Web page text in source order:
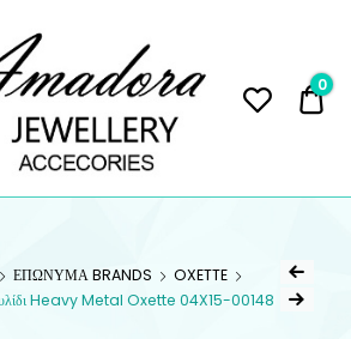
0
ΕΠΩΝΥΜΑ BRANDS
OXETTE
Heavy Metal Oxette 04X15-00148